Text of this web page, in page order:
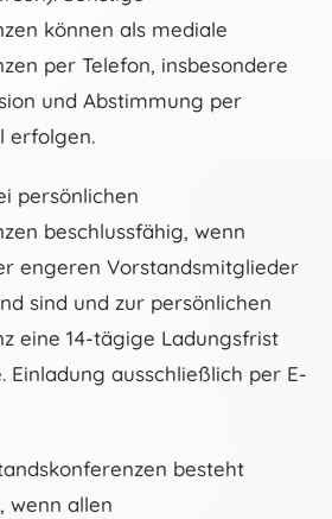
können als mediale
per Telefon, insbesondere
und Abstimmung per
erfolgen.
persönlichen
beschlussfähig, wenn
engeren Vorstandsmitglieder
sind und zur persönlichen
eine 14-tägige Ladungsfrist
Einladung ausschließlich per E-
besteht
wenn allen